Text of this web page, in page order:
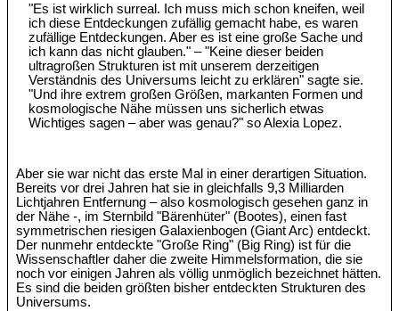
"Es ist wirklich surreal. Ich muss mich schon kneifen, weil
ich diese Entdeckungen zufällig gemacht habe, es waren
zufällige Entdeckungen. Aber es ist eine große Sache und
ich kann das nicht glauben." – "Keine dieser beiden
ultragroßen Strukturen ist mit unserem derzeitigen
Verständnis des Universums leicht zu erklären" sagte sie.
"Und ihre extrem großen Größen, markanten Formen und
kosmologische Nähe müssen uns sicherlich etwas
Wichtiges sagen – aber was genau?" so Alexia Lopez.
Aber sie war nicht das erste Mal in einer derartigen Situation.
Bereits vor drei Jahren hat sie in gleichfalls 9,3 Milliarden
Lichtjahren Entfernung – also kosmologisch gesehen ganz in
der Nähe -, im Sternbild "Bärenhüter" (Bootes), einen fast
symmetrischen riesigen Galaxienbogen (Giant Arc) entdeckt.
Der nunmehr entdeckte "Große Ring" (Big Ring) ist für die
Wissenschaftler daher die zweite Himmelsformation, die sie
noch vor einigen Jahren als völlig unmöglich bezeichnet hätten.
Es sind die beiden größten bisher entdeckten Strukturen des
Universums.